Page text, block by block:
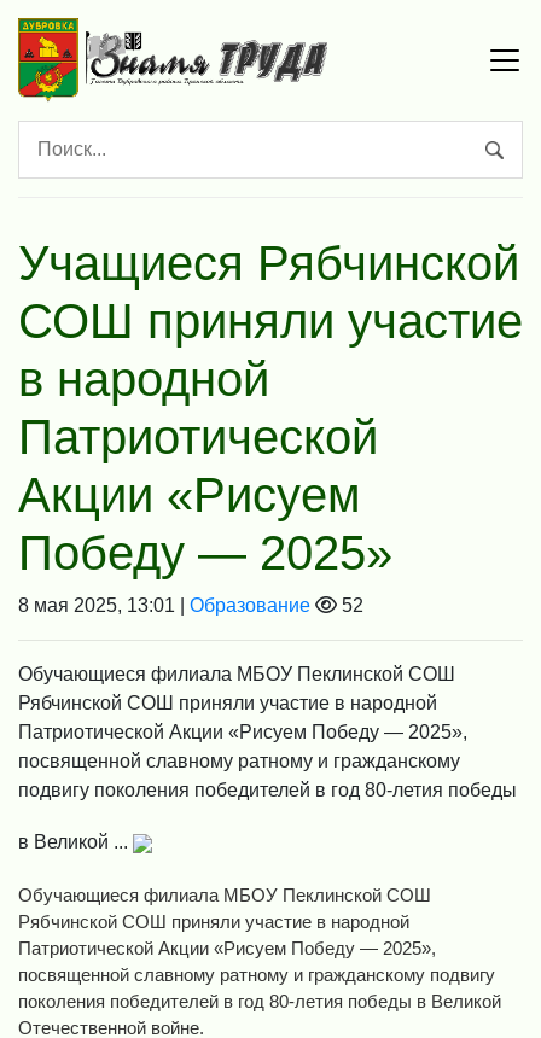
Учащиеся Рябчинской
СОШ приняли участие
в народной
Патриотической
Акции «Рисуем
Победу — 2025»
8 мая 2025, 13:01 | Образование 52
Обучающиеся филиала МБОУ Пеклинской СОШ
Рябчинской СОШ приняли участие в народной
Патриотической Акции «Рисуем Победу — 2025»,
посвященной славному ратному и гражданскому
подвигу поколения победителей в год 80-летия победы
в Великой ...
Обучающиеся филиала МБОУ Пеклинской СОШ
Рябчинской СОШ приняли участие в народной
Патриотической Акции «Рисуем Победу — 2025»,
посвященной славному ратному и гражданскому подвигу
поколения победителей в год 80-летия победы в Великой
Отечественной войне.